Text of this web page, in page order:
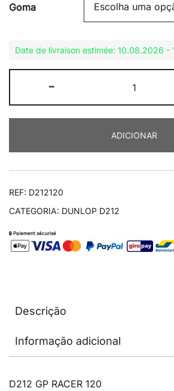
Goma
Date de livraison estimée: 10.08.2026 -
-
de
D212
RACER
120/
ADICIONAR
REF: D212120
CATEGORIA: DUNLOP D212
🔒 Paiement sécurisé
Descrição
Informação adicional
D212 GP RACER 120